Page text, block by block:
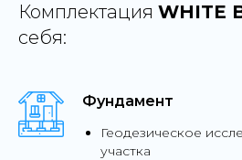
Комплектация WHITE
себя:
Фундамент
Геодезическое
участка